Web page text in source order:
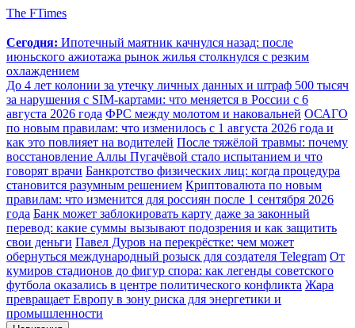
The FTimes
Сегодня: Ипотечный маятник качнулся назад: после
июньского ажиотажа рынок жилья столкнулся с резким
охлаждением
До 4 лет колонии за утечку личных данных и штраф 500 тысяч
за нарушения с SIM-картами: что меняется в России с 6
августа 2026 года ФРС между молотом и наковальней ОСАГО
по новым правилам: что изменилось с 1 августа 2026 года и
как это повлияет на водителей После тяжёлой травмы: почему
восстановление Аллы Пугачёвой стало испытанием и что
говорят врачи Банкротство физических лиц: когда процедура
становится разумным решением Криптовалюта по новым
правилам: что изменится для россиян после 1 сентября 2026
года Банк может заблокировать карту даже за законный
перевод: какие суммы вызывают подозрения и как защитить
свои деньги Павел Дуров на перекрёстке: чем может
обернуться международный розыск для создателя Telegram От
кумиров стадионов до фигур спора: как легенды советского
футбола оказались в центре политического конфликта Жара
превращает Европу в зону риска для энергетики и
промышленности